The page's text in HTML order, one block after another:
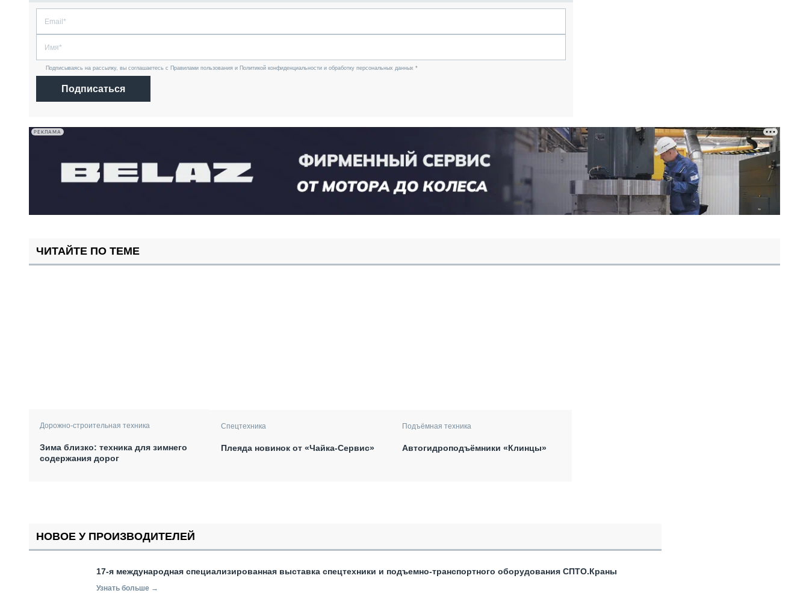
Подписываясь на рассылку, вы соглашаетесь с Правилами пользования и Политикой конфиденциальности и обработку персональных данных *
Подписаться
РЕКЛАМА
ЧИТАЙТЕ ПО ТЕМЕ
Дорожно-строительная техника
Зима близко: техника для зимнего
содержания дорог
Спецтехника
Плеяда новинок от «Чайка-Сервис»
Подъёмная техника
Автогидроподъёмники «Клинцы»
НОВОЕ У ПРОИЗВОДИТЕЛЕЙ
17-я международная специализированная выставка спецтехники и подъемно-транспортного оборудования СПТО.Краны
Узнать больше →